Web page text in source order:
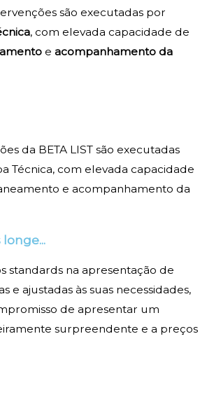
são executadas por
, com elevada capacidade de
e acompanhamento da
da BETA LIST são executadas
Técnica, com elevada capacidade
e acompanhamento da
standards na apresentação de
e ajustadas às suas necessidades,
de apresentar um
surpreendente e a preços